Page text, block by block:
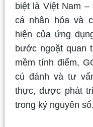
biệt là Việt Nam
cá nhân hóa và
hiện của ứng
bước ngoặt quan
mềm tính điểm,
cú đánh và tư
thực, được phát
trong kỷ nguyên số.